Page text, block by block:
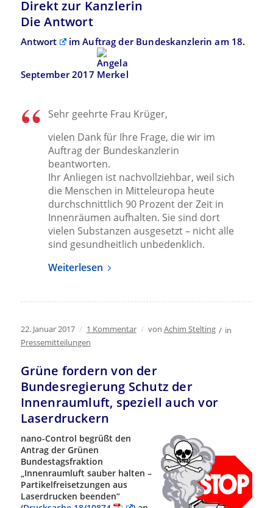
Direkt zur Kanzlerin
Die Antwort
Antwort im Auftrag der Bundeskanzlerinam 18.
September 2017
Sehr geehrte Frau Krüger,
vielen Dank für Ihre Frage, die wir im
Auftrag der Bundeskanzlerin
beantworten.
Ihr Anliegen ist nachvollziehbar, weil sich
die Menschen in Mitteleuropa heute
durchschnittlich 90 Prozent der Zeit in
Innenräumen aufhalten. Sie sind dort
vielen Substanzen ausgesetzt – nicht alle
sind gesundheitlich unbedenklich.
Weiterlesen
22. Januar 2017 / 1 Kommentar / von Achim Stelting / in
Pressemitteilungen
Grüne fordern von der
Bundesregierung Schutz der
Innenraumluft, speziell auch vor
Laserdruckern
nano-Control begrüßt den
Antrag der Grünen
Bundestagsfraktion
„Innenraumluft sauber halten –
Partikelfreisetzungen aus
Laserdrucken beenden“